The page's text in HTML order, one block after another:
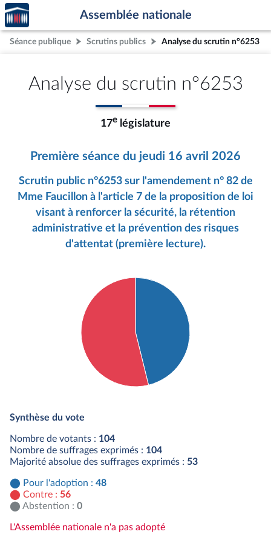
Aller au contenu
Aller en bas de la page
Accèder
à la
page
d'accueil
Assemblée nationale
Séance publique Scrutins publics Analyse du scrutin n°6253
Analyse du scrutin n°6253
17e législature
Première séance du jeudi 16 avril 2026
Scrutin public n°6253 sur l'amendement n° 82 de
Mme Faucillon à l'article 7 de la proposition de loi
visant à renforcer la sécurité, la rétention
administrative et la prévention des risques
d'attentat (première lecture).
Synthèse du vote
Nombre de votants : 104
Nombre de suffrages exprimés : 104
Majorité absolue des suffrages exprimés : 53
Pour l'adoption : 48
Contre : 56
Abstention : 0
L'Assemblée nationale n'a pas adopté